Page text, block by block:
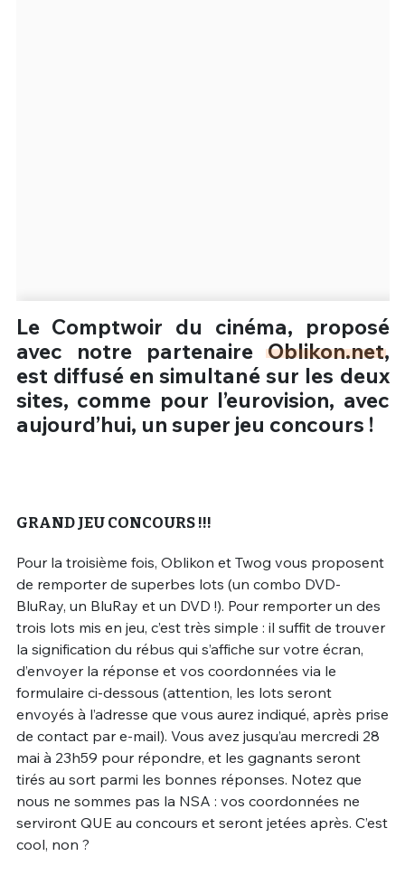
Le Comptwoir du cinéma, proposé
avec notre partenaireOblikon.net,
est diffusé en simultané sur les deux
sites, comme pour l’eurovision, avec
aujourd’hui, un super jeu concours !
GRAND JEU CONCOURS !!!
Pour la troisième fois, Oblikon et Twog vous proposent
de remporter de superbes lots (un combo DVD-
BluRay, un BluRay et un DVD !). Pour remporter un des
trois lots mis en jeu, c’est très simple : il suffit de trouver
la signification du rébus qui s’affiche sur votre écran,
d’envoyer la réponse et vos coordonnées via le
formulaire ci-dessous (attention, les lots seront
envoyés à l’adresse que vous aurez indiqué, après prise
de contact par e-mail). Vous avez jusqu’au mercredi 28
mai à 23h59 pour répondre, et les gagnants seront
tirés au sort parmi les bonnes réponses. Notez que
nous ne sommes pas la NSA : vos coordonnées ne
serviront QUE au concours et seront jetées après. C’est
cool, non ?